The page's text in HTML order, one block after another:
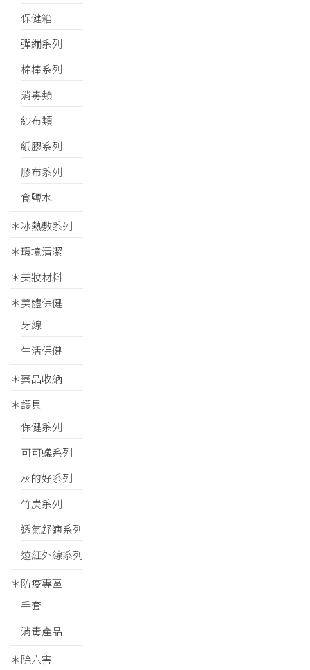
保健箱
彈繃系列
棉棒系列
消毒類
紗布類
紙膠系列
膠布系列
食鹽水
＊冰熱敷系列
＊環境清潔
＊美妝材料
＊美體保健
牙線
生活保健
＊藥品收納
＊護具
保健系列
可可蟻系列
灰的好系列
竹炭系列
透氣舒適系列
遠紅外線系列
＊防疫專區
手套
消毒產品
＊除六害